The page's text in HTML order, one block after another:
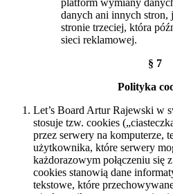
danych ani innych stron,
stronie trzeciej, która
sieci reklamowej.
§ 7
Polityka
Let’s Board Artur Rajewski w
stosuje tzw. cookies
przez serwery na komputerze,
użytkownika, które serwery
każdorazowym połączeniu się
cookies stanowią dane
tekstowe, które